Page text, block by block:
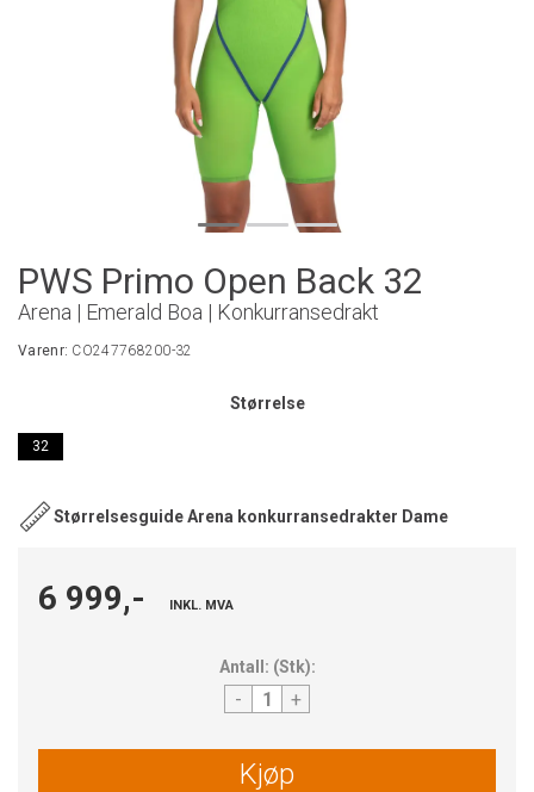
PWS Primo Open Back 32
Arena | Emerald Boa | Konkurransedrakt
Varenr: CO247768200-32
Størrelse
32
Størrelsesguide Arena konkurransedrakter Dame
6 999,- INKL. MVA
Antall: (Stk):
- +
Kjøp